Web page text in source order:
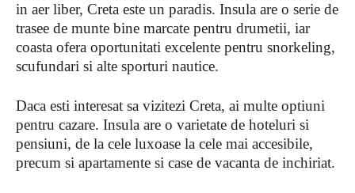
in aer liber, Creta este un paradis. Insula are o serie de
trasee de munte bine marcate pentru drumetii, iar
coasta ofera oportunitati excelente pentru snorkeling,
scufundari si alte sporturi nautice.
Daca esti interesat sa vizitezi Creta, ai multe optiuni
pentru cazare. Insula are o varietate de hoteluri si
pensiuni, de la cele luxoase la cele mai accesibile,
precum si apartamente si case de vacanta de inchiriat.